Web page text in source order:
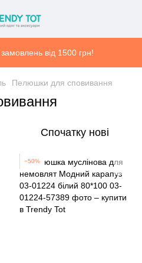
від 1500 грн!
Пелюшки для сповивання
Спочатку нові
−50%